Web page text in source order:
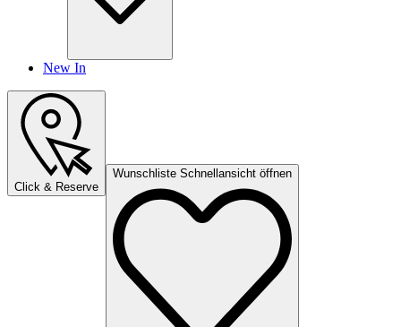
New In
Click & Reserve
Wunschliste Schnellansicht öffnen